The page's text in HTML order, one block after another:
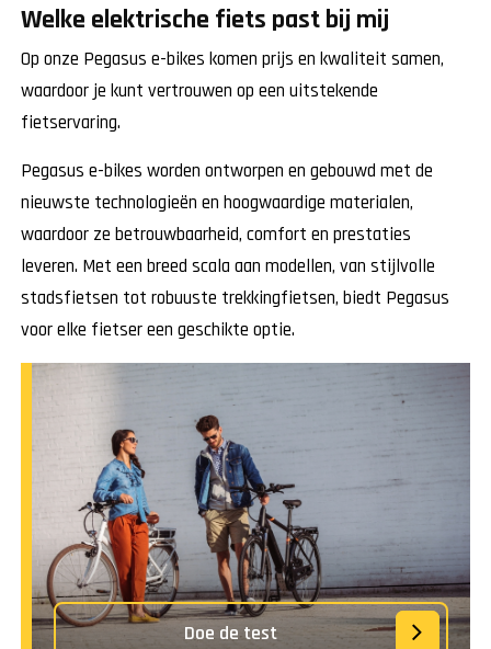
Welke elektrische fiets past bij mij
Op onze Pegasus e-bikes komen prijs en kwaliteit samen,
waardoor je kunt vertrouwen op een uitstekende
fietservaring.
Pegasus e-bikes worden ontworpen en gebouwd met de
nieuwste technologieën en hoogwaardige materialen,
waardoor ze betrouwbaarheid, comfort en prestaties
leveren. Met een breed scala aan modellen, van stijlvolle
stadsfietsen tot robuuste trekkingfietsen, biedt Pegasus
voor elke fietser een geschikte optie.
Doe de test